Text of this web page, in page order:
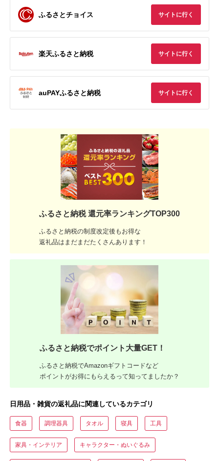
ふるさとチョイス サイトに行く
楽天ふるさと納税 サイトに行く
auPAYふるさと納税 サイトに行く
ふるさと納税 還元率ランキングTOP300
ふるさと納税の制度改定後もお得な
返礼品はまだまだたくさんあります！
ふるさと納税でポイント大量GET！
ふるさと納税でAmazonギフトコードなど
ポイントがお得にもらえるって知ってましたか？
日用品・雑貨の返礼品に関連しているカテゴリ
食器 調理器具 タオル 寝具 工具
家具・インテリア キャラクター・ぬいぐるみ